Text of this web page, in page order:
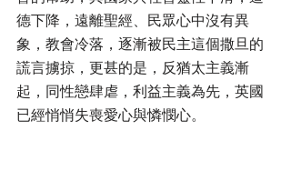
德下降，遠離聖經、民眾心中沒有異
象，教會冷落，逐漸被民主這個撒旦的
謊言擄掠，更甚的是，反猶太主義漸
起，同性戀肆虐，利益主義為先，英國
已經悄悄失喪愛心與憐憫心。